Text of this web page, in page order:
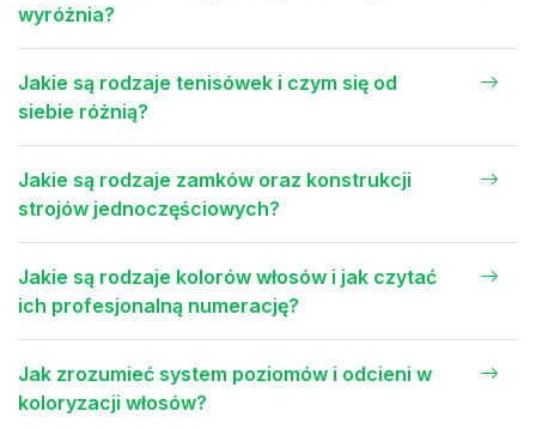
wyróżnia?
Jakie są rodzaje tenisówek i czym się od
siebie różnią?
Jakie są rodzaje zamków oraz konstrukcji
strojów jednoczęściowych?
Jakie są rodzaje kolorów włosów i jak czytać
ich profesjonalną numerację?
Jak zrozumieć system poziomów i odcieni w
koloryzacji włosów?